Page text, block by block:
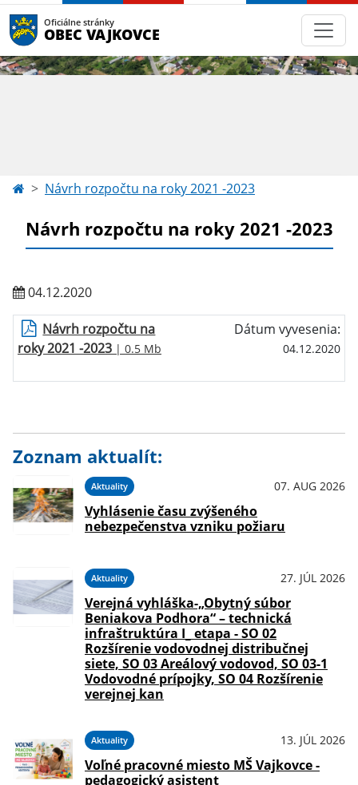
Oficiálne stránky
OBEC VAJKOVCE
Návrh rozpočtu na roky 2021 -2023
Návrh rozpočtu na roky 2021 -2023
04.12.2020
Návrh rozpočtu na
roky 2021 -2023 | 0.5 Mb
Dátum vyvesenia:
04.12.2020
Zoznam aktualít:
Aktuality 07. AUG 2026
Vyhlásenie času zvýšeného
nebezpečenstva vzniku požiaru
Aktuality 27. JÚL 2026
Verejná vyhláška-„Obytný súbor
Beniakova Podhora“ – technická
infraštruktúra I_ etapa - SO 02
Rozšírenie vodovodnej distribučnej
siete, SO 03 Areálový vodovod, SO 03-1
Vodovodné prípojky, SO 04 Rozšírenie
verejnej kan
Aktuality 13. JÚL 2026
Voľné pracovné miesto MŠ Vajkovce -
pedagogický asistent